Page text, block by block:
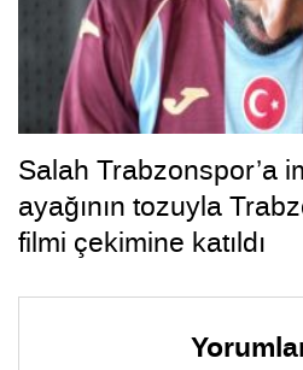
Salah Trabzonspor’a
ayağının tozuyla
filmi çekimine katıldı